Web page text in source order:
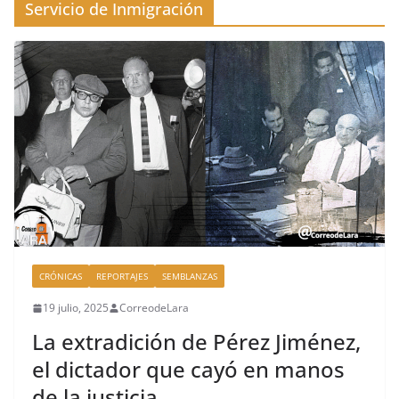
Servicio de Inmigración
CRÓNICAS REPORTAJES SEMBLANZAS
19 julio, 2025 CorreodeLara
La extradición de Pérez Jiménez,
el dictador que cayó en manos